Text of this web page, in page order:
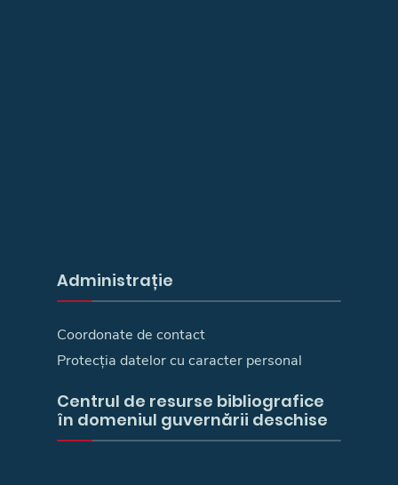
Administrație
Coordonate de contact
Protecția datelor cu caracter personal
Centrul de resurse bibliografice
în domeniul guvernării deschise